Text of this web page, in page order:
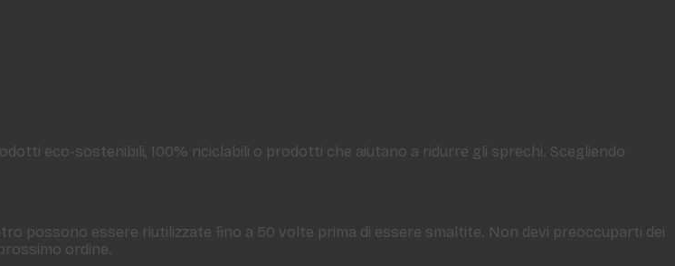
eco-sostenibili, 100% riciclabili o prodotti che aiutano a ridurre gli sprechi. Scegliendo
possono essere riutilizzate fino a 50 volte prima di essere smaltite. Non devi preoccuparti dei
ordine.